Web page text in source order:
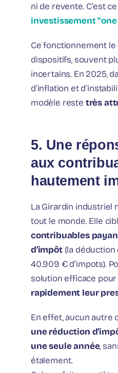
ni de revente. C’est
investissement “one
Ce fonctionnement
dispositifs, souvent
incertains. En 2025,
d’inflation et
modèle reste très
5. Une
aux
hautement
La Girardin industriel
tout le monde. Elle
contribuables
d’impôt (la
40.909 € d’impots).
solution efficace pour
rapidement leur
En effet, aucun autre
une réduction
une seule année,
étalement.